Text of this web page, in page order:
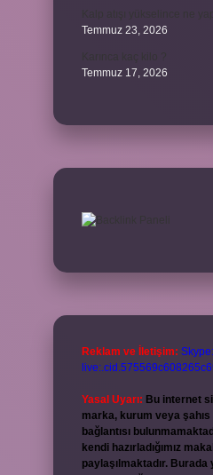
Temmuz 23, 2026
Temmuz 17, 2026
Reklam ve İletişim: Skype:
Yasal Uyarı: Bu internet
marka, kurum veya
bağlantısı
kendi hazırladığımız
paylaşılmaktadır.